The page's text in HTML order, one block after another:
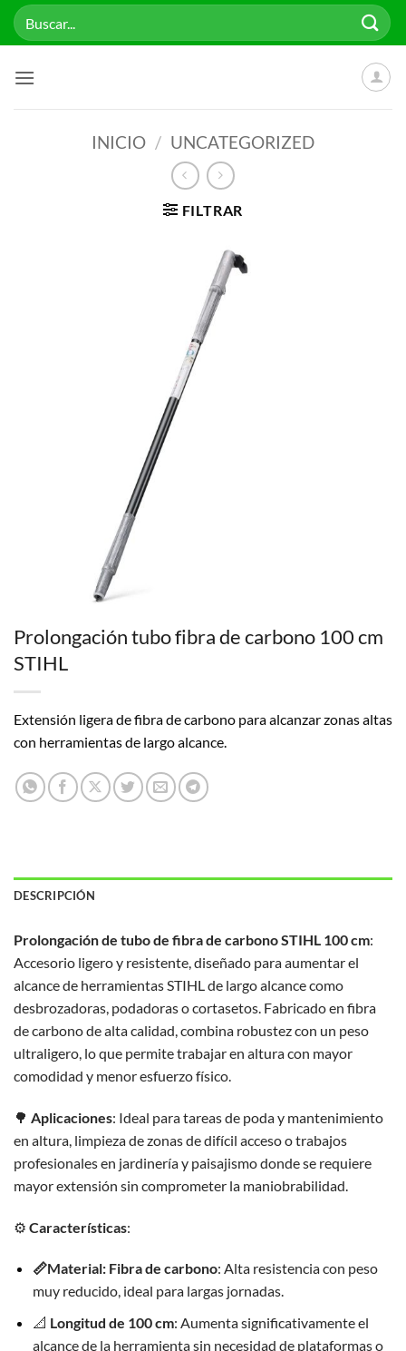
Saltar
Buscar
por:
INICIO / UNCATEGORIZED
FILTRAR
Prolongación tubo fibra de carbono 100 cm
STIHL
Extensión ligera de fibra de carbono para alcanzar zonas altas
con herramientas de largo alcance.
DESCRIPCIÓN
Prolongación de tubo de fibra de carbono STIHL 100 cm:
Accesorio ligero y resistente, diseñado para aumentar el
alcance de herramientas STIHL de largo alcance como
desbrozadoras, podadoras o cortasetos. Fabricado en fibra
de carbono de alta calidad, combina robustez con un peso
ultraligero, lo que permite trabajar en altura con mayor
comodidad y menor esfuerzo físico.
🌳 Aplicaciones: Ideal para tareas de poda y mantenimiento
en altura, limpieza de zonas de difícil acceso o trabajos
profesionales en jardinería y paisajismo donde se requiere
mayor extensión sin comprometer la maniobrabilidad.
⚙️ Características:
📏Material: Fibra de carbono: Alta resistencia con peso
muy reducido, ideal para largas jornadas.
📐 Longitud de 100 cm: Aumenta significativamente el
alcance de la herramienta sin necesidad de plataformas o